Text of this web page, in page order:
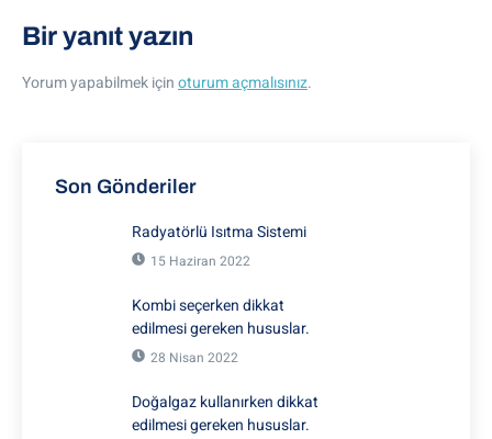
Bir yanıt yazın
Yorum yapabilmek içinoturum açmalısınız.
Son Gönderiler
Radyatörlü Isıtma Sistemi
15 Haziran 2022
Kombi seçerken dikkat
edilmesi gereken hususlar.
28 Nisan 2022
Doğalgaz kullanırken dikkat
edilmesi gereken hususlar.